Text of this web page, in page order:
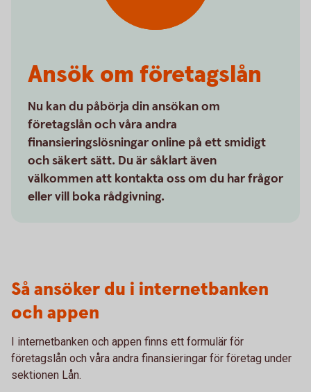
Ansök om företagslån
Nu kan du påbörja din ansökan om
företagslån och våra andra
finansieringslösningar online på ett smidigt
och säkert sätt. Du är såklart även
välkommen att kontakta oss om du har frågor
eller vill boka rådgivning.
Så ansöker du i internetbanken
och appen
I internetbanken och appen finns ett formulär för
företagslån och våra andra finansieringar för företag under
sektionen Lån.